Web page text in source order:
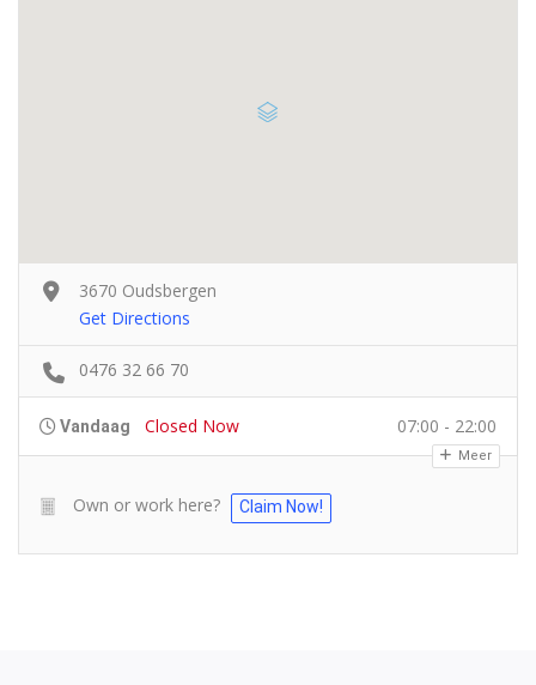
3670 Oudsbergen
Get Directions
0476 32 66 70
Vandaag Closed Now 07:00 - 22:00
Meer
Own or work here? Claim Now!